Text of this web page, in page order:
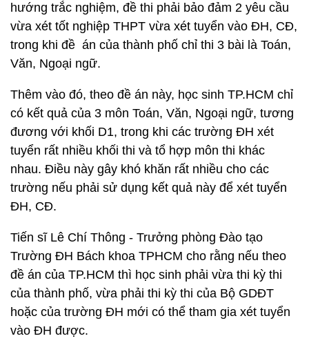
hướng trắc nghiệm, đề thi phải bảo đảm 2 yêu cầu
vừa xét tốt nghiệp THPT vừa xét tuyển vào ĐH, CĐ,
trong khi đề án của thành phố chỉ thi 3 bài là Toán,
Văn, Ngoại ngữ.
Thêm vào đó, theo đề án này, học sinh TP.HCM chỉ
có kết quả của 3 môn Toán, Văn, Ngoại ngữ, tương
đương với khối D1, trong khi các trường ĐH xét
tuyển rất nhiều khối thi và tổ hợp môn thi khác
nhau. Điều này gây khó khăn rất nhiều cho các
trường nếu phải sử dụng kết quả này để xét tuyển
ĐH, CĐ.
Tiến sĩ Lê Chí Thông - Trưởng phòng Đào tạo
Trường ĐH Bách khoa TPHCM cho rằng nếu theo
đề án của TP.HCM thì học sinh phải vừa thi kỳ thi
của thành phố, vừa phải thi kỳ thi của Bộ GDĐT
hoặc của trường ĐH mới có thể tham gia xét tuyển
vào ĐH được.